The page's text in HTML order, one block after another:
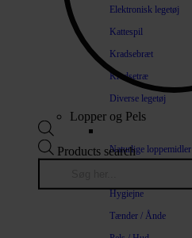
Elektronisk legetøj
Kattespil
Kradsebræt
Kradsetræ
Diverse legetøj
Lopper og Pels
Naturlige loppemidler
Hygiejne
Tænder / Ånde
Products search